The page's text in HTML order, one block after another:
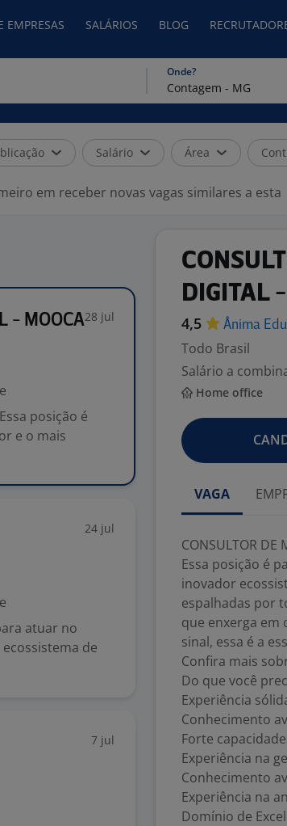
EMPRESAS SALÁRIOS BLOG
Onde?
Salário Área
em receber novas vagas similares a esta
- MOOCA28 jul
posição é
e o mais
24 jul
atuar no
de
7 jul
DIGITAL
4,5 Ânima
Todo Brasil
Salário a
Home office
VAGA
CONSULTOR DE
Essa posição é
inovador
espalhadas por
que enxerga em
sinal, essa é a
Confira mais
Do que você
Experiência
Conhecimento
Forte
Experiência na
Conhecimento
Experiência na
Domínio de